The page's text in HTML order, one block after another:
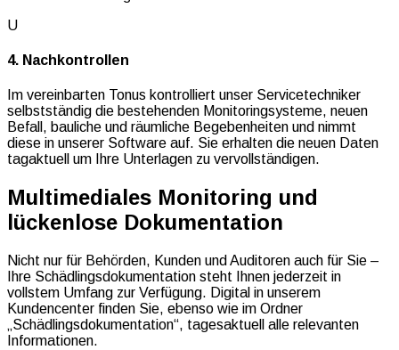
U
4. Nachkontrollen
Im vereinbarten Tonus kontrolliert unser Servicetechniker
selbstständig die bestehenden Monitoringsysteme, neuen
Befall, bauliche und räumliche Begebenheiten und nimmt
diese in unserer Software auf. Sie erhalten die neuen Daten
tagaktuell um Ihre Unterlagen zu vervollständigen.
Multimediales Monitoring und
lückenlose Dokumentation
Nicht nur für Behörden, Kunden und Auditoren auch für Sie –
Ihre Schädlingsdokumentation steht Ihnen jederzeit in
vollstem Umfang zur Verfügung. Digital in unserem
Kundencenter finden Sie, ebenso wie im Ordner
„Schädlingsdokumentation“, tagesaktuell alle relevanten
Informationen.